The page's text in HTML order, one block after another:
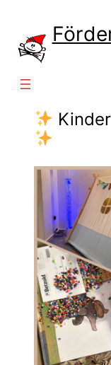
springen